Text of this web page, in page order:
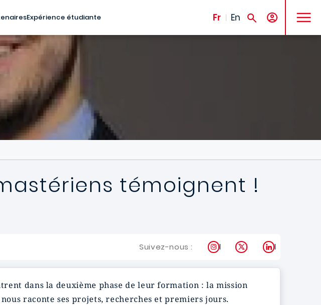
Expérience étudiante Fr En
MENU
témoignent !
Suivez-nous : Instagram
X LinkedIn
dans la deuxième phase de leur formation : la mission
raconte ses projets, recherches et premiers jours.